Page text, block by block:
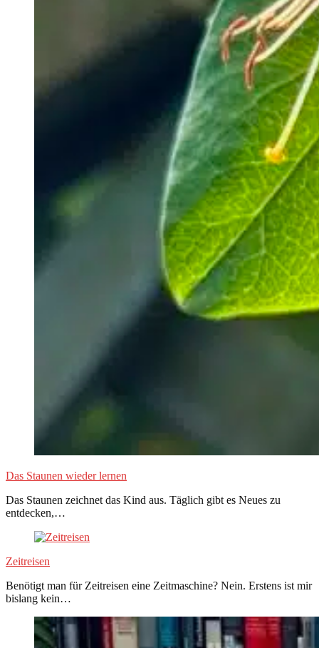
Das Staunen wieder lernen
Das Staunen zeichnet das Kind aus. Täglich gibt es Neues zu
entdecken,…
Zeitreisen
Benötigt man für Zeitreisen eine Zeitmaschine? Nein. Erstens ist mir
bislang kein…